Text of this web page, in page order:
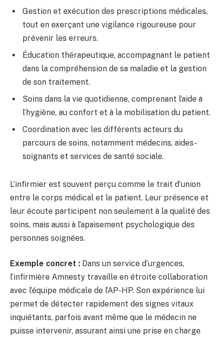
Gestion et exécution des prescriptions médicales,
tout en exerçant une vigilance rigoureuse pour
prévenir les erreurs.
Éducation thérapeutique, accompagnant le patient
dans la compréhension de sa maladie et la gestion
de son traitement.
Soins dans la vie quotidienne, comprenant l’aide à
l’hygiène, au confort et à la mobilisation du patient.
Coordination avec les différents acteurs du
parcours de soins, notamment médecins, aides-
soignants et services de santé sociale.
L’infirmier est souvent perçu comme le trait d’union
entre le corps médical et le patient. Leur présence et
leur écoute participent non seulement à la qualité des
soins, mais aussi à l’apaisement psychologique des
personnes soignées.
Exemple concret : Dans un service d’urgences,
l’infirmière Amnesty travaille en étroite collaboration
avec l’équipe médicale de l’AP-HP. Son expérience lui
permet de détecter rapidement des signes vitaux
inquiétants, parfois avant même que le médecin ne
puisse intervenir, assurant ainsi une prise en charge